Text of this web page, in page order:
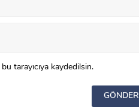
tarayıcıya kaydedilsin.